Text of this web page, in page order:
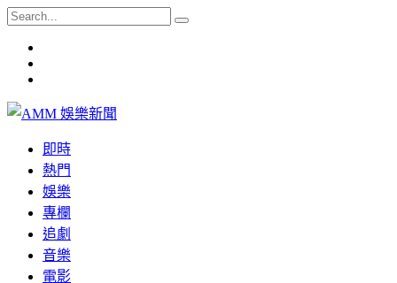
即時
熱門
娛樂
專欄
追劇
音樂
電影